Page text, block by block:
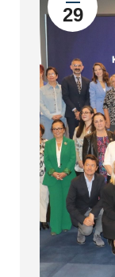
29